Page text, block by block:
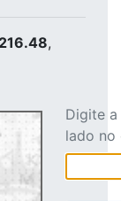
,
Digite
lado no